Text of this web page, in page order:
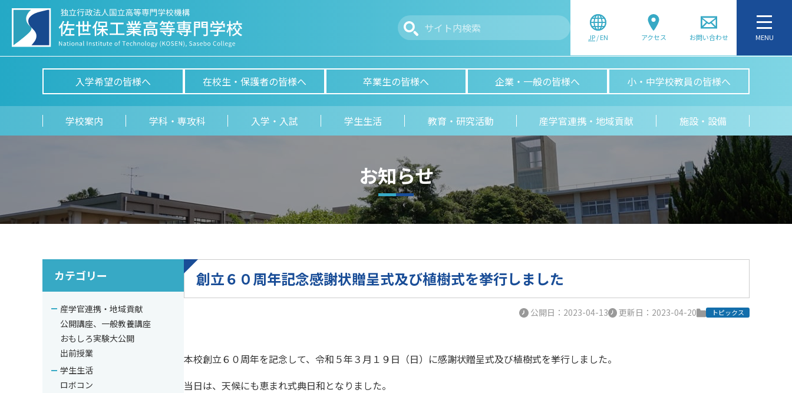
MENU
お問い合わせ
アクセス
JP/EN
入学希望の皆様へ 在校生・保護者の皆様へ 卒業生の皆様へ 企業・一般の皆様へ 小・中学校教員の皆様へ
学校案内 学科・専攻科 入学・入試 学生生活 教育・研究活動 産学官連携・地域貢献 施設・設備
お知らせ
創立６０周年記念感謝状贈呈式及び植樹式を挙行しました
公開日：2023-04-13 更新日：2023-04-20 トピックス
本校創立６０周年を記念して、令和５年３月１９日（日）に感謝状贈呈式及び植樹式を挙行しました。
当日は、天候にも恵まれ式典日和となりました。
カテゴリー
産学官連携・地域貢献
公開講座、一般教養講座
おもしろ実験大公開
出前授業
学生生活
ロボコン